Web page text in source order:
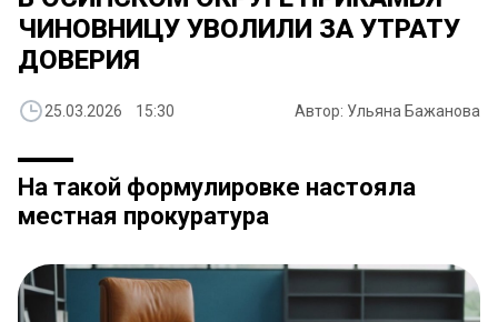
ЧИНОВНИЦУ УВОЛИЛИ ЗА УТРАТУ
ДОВЕРИЯ
25.03.2026 15:30 Автор: Ульяна Бажанова
На такой формулировке настояла
местная прокуратура